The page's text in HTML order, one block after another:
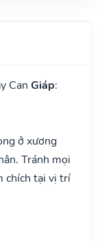
Can Giáp:
ở xương
Tránh mọi
chích tại vị trí